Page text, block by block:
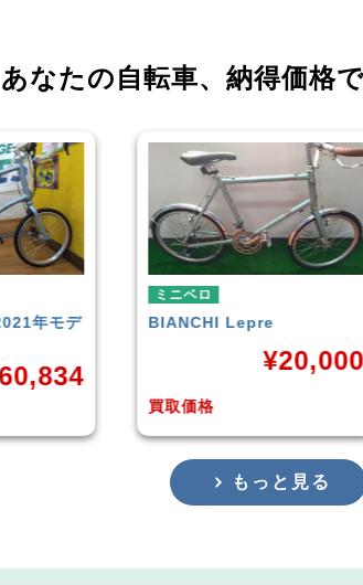
あなたの自転車、 納得価格
20,000
ミニベロ
ternSURGE 2021年モデル
買取価格
¥
もっと見る